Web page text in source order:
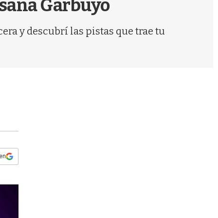
Garbuyo
y descubrí las pistas que trae tu